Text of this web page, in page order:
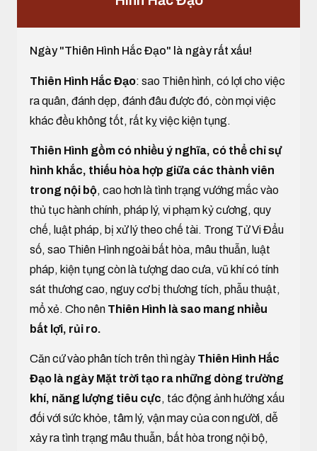
Ngày "Thiên Hình Hắc Đạo" là ngày rất xấu!
Thiên Hình Hắc Đạo: sao Thiên hình, có lợi cho việc
ra quân, đánh dẹp, đánh đâu được đó, còn mọi việc
khác đều không tốt, rất kỵ việc kiện tụng.
Thiên Hình gồm có nhiều ý nghĩa, có thể chỉ sự
hình khắc, thiếu hòa hợp giữa các thành viên
trong nội bộ, cao hơn là tình trạng vướng mắc vào
thủ tục hành chính, pháp lý, vi phạm kỷ cương, quy
chế, luật pháp, bị xử lý theo chế tài. Trong Tử Vi Đẩu
số, sao Thiên Hình ngoài bất hòa, mâu thuẫn, luật
pháp, kiện tụng còn là tượng dao cưa, vũ khí có tính
sát thương cao, nguy cơ bị thương tích, phẫu thuật,
mổ xẻ. Cho nên Thiên Hình là sao mang nhiều
bất lợi, rủi ro.
Căn cứ vào phân tích trên thì ngày Thiên Hình Hắc
Đạo là ngày Mặt trời tạo ra những dòng trường
khí, năng lượng tiêu cực, tác động ảnh hưởng xấu
đối với sức khỏe, tâm lý, vận may của con người, dễ
xảy ra tình trạng mâu thuẫn, bất hòa trong nội bộ,